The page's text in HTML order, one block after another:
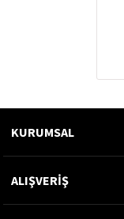
KURUMSAL
ALIŞVERİŞ